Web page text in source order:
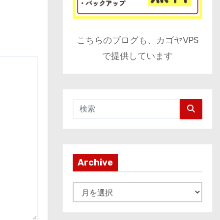
こちらのブログも、カゴヤVPS
で提供しています
Archive
r